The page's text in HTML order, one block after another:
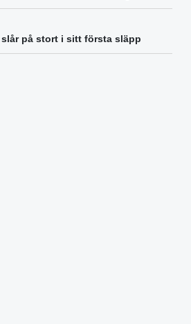
på stort i sitt första släpp